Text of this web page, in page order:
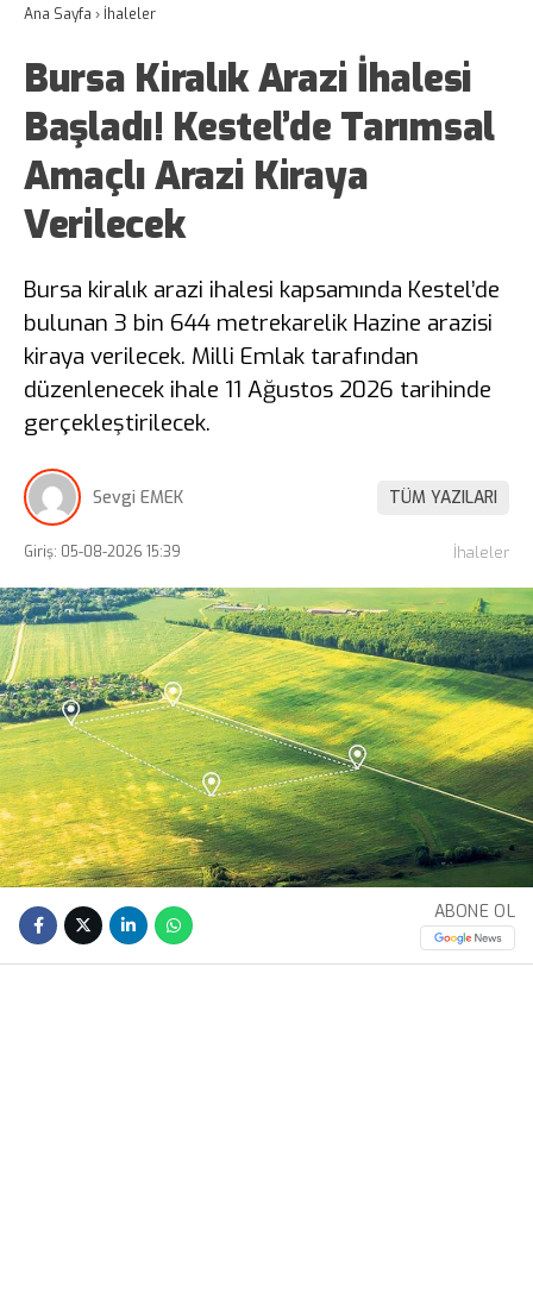
Ana Sayfa › İhaleler
Bursa Kiralık Arazi İhalesi
Başladı! Kestel’de Tarımsal
Amaçlı Arazi Kiraya
Verilecek
Bursa kiralık arazi ihalesi kapsamında Kestel’de
bulunan 3 bin 644 metrekarelik Hazine arazisi
kiraya verilecek. Milli Emlak tarafından
düzenlenecek ihale 11 Ağustos 2026 tarihinde
gerçekleştirilecek.
Sevgi EMEK TÜM YAZILARI
Giriş: 05-08-2026 15:39 İhaleler
ABONE OL